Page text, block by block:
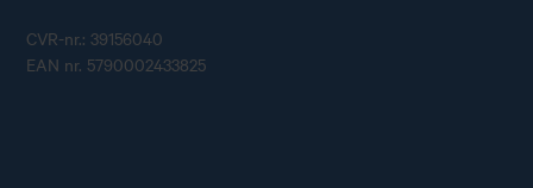
CVR-nr.: 39156040
EAN nr. 5790002433825